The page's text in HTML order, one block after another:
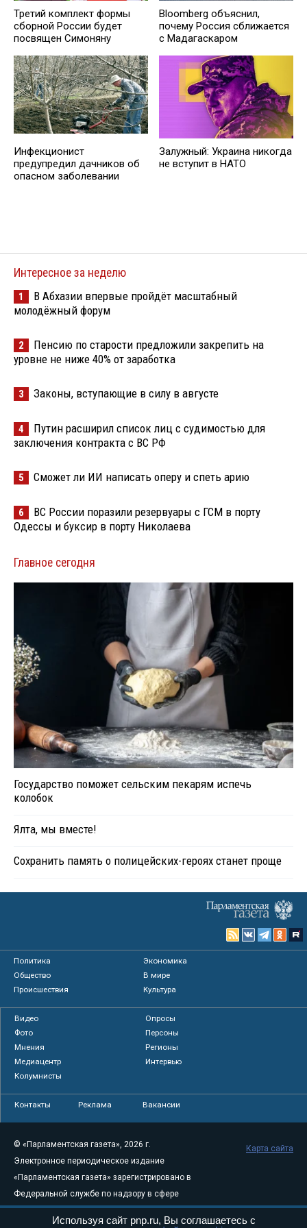
Третий комплект формы
сборной России будет
посвящен Симоняну
Bloomberg объяснил,
почему Россия сближается
с Мадагаскаром
Инфекционист
предупредил дачников об
опасном заболевании
Залужный: Украина никогда
не вступит в НАТО
Интересное за неделю
1
В Абхазии впервые пройдёт масштабный
молодёжный форум
2
Пенсию по старости предложили закрепить на
уровне не ниже 40% от заработка
3 Законы, вступающие в силу в августе
4
Путин расширил список лиц с судимостью для
заключения контракта с ВС РФ
5 Сможет ли ИИ написать оперу и спеть арию
6
ВС России поразили резервуары с ГСМ в порту
Одессы и буксир в порту Николаева
Главное сегодня
Государство поможет сельским пекарям испечь
колобок
Ялта, мы вместе!
Сохранить память о полицейских-героях станет проще
Политика
Экономика
Общество
В мире
Происшествия
Культура
Видео
Опросы
Фото
Персоны
Мнения
Регионы
Медиацентр
Интервью
Колумнисты
Контакты Реклама Вакансии
© «Парламентская газета», 2026 г.
Электронное периодическое издание
«Парламентская газета» зарегистрировано в
Федеральной службе по надзору в сфере
связи, информационных технологий и
Карта сайта
Используя сайт pnp.ru, Вы соглашаетесь с